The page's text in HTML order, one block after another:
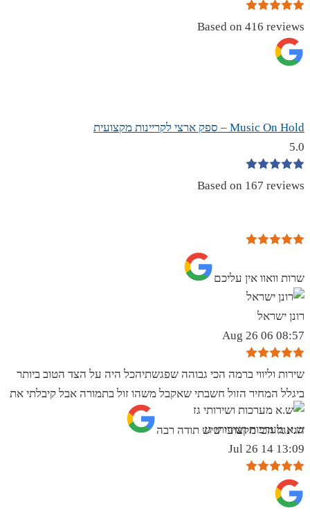
Based on 416 reviews
Music On Hold – ספק ארצי לקריינות מקצועית
5.0
Based on 167 reviews
שרות וואוו אין עליכם
רונן ישראל
08:57 06 Aug 26
שירות וליווי ברמה הכי גבוהה שפגשתיהכל היה על הצד הטוב ביותר
ביגלל המחיר הזול חשבתי שאקבל משהו זול בתמורה אבל קיבלתי את
הגינגל הכי מקצועי שיש תודה רבה
ש.א מערכות ושירותי גז
13:09 14 Jul 26